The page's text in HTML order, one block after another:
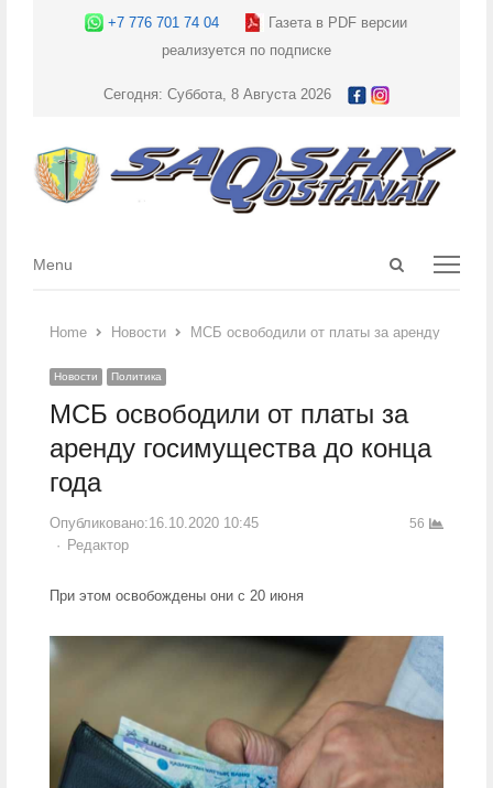
+7 776 701 74 04
Газета в PDF версии
реализуется по подписке
Сегодня: Суббота, 8 Августа 2026
Open
Menu
Menu
Home Новости МСБ освободили от платы за аренду
Новости Политика
МСБ освободили от платы за
аренду госимущества до конца
года
Опубликовано:16.10.2020 10:45
Author
Редактор
56
При этом освобождены они с 20 июня